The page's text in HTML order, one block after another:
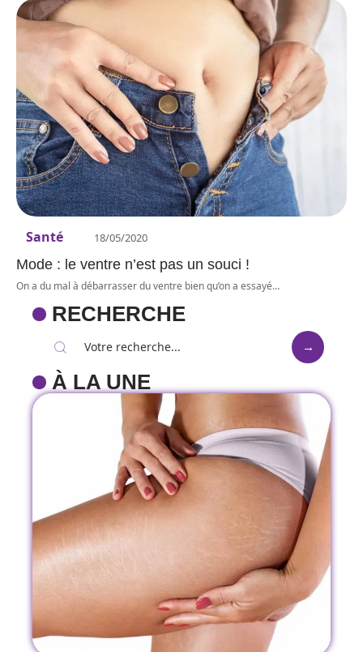
Santé 18/05/2020
Mode : le ventre n’est pas un souci !
On a du mal à débarrasser du ventre bien qu’on a essayé…
RECHERCHE
À LA UNE